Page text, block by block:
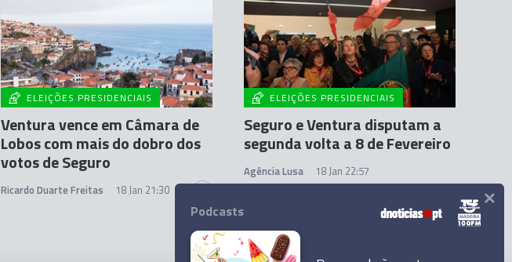
ELEIÇÕES PRESIDENCIAIS
Ventura vence em Câmara de
Lobos com mais do dobro dos
votos de Seguro
Ricardo Duarte Freitas 18 Jan 21:30
ELEIÇÕES PRESIDENCIAIS
Seguro e Ventura disputam a
segunda volta a 8 de Fevereiro
Agência Lusa 18 Jan 22:57
Podcasts ×